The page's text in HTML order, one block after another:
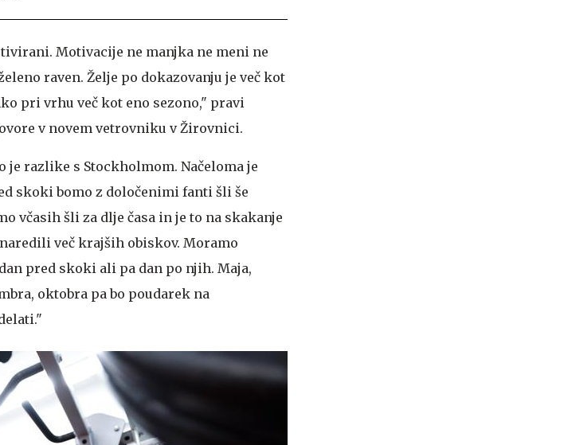
Motivacije ne manjka ne meni ne
raven. Želje po dokazovanju je več kot
pri vrhu več kot eno sezono," pravi
v novem vetrovniku v Žirovnici.
razlike s Stockholmom. Načeloma je
skoki bomo z določenimi fanti šli še
včasih šli za dlje časa in je to na skakanje
več krajših obiskov. Moramo
pred skoki ali pa dan po njih. Maja,
oktobra pa bo poudarek na